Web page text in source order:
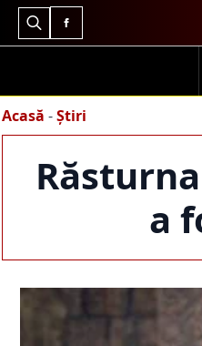
Search
Acasă -Știri
a